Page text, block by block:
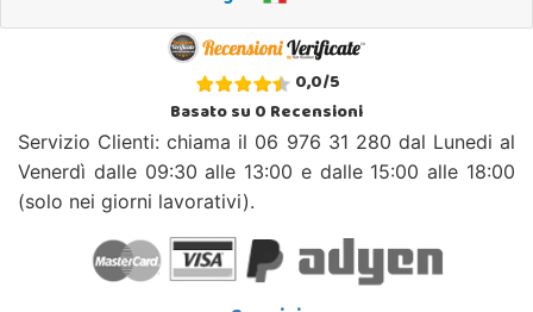
0,0/5
Basato su0Recensioni
Servizio Clienti: chiama il 06 976 31 280 dal Lunedi al
Venerdì dalle 09:30 alle 13:00 e dalle 15:00 alle 18:00
(solo nei giorni lavorativi).